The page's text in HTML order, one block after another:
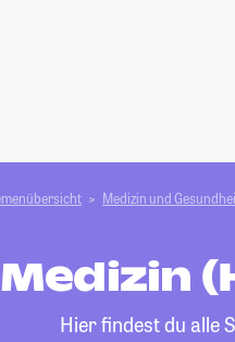
Medizin und
Medizin
Hier findest du alle